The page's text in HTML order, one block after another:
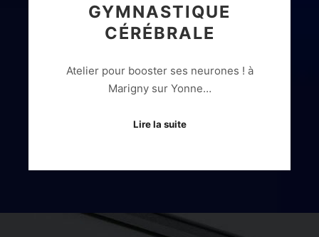
GYMNASTIQUE
CÉRÉBRALE
Atelier pour booster ses neurones ! à
Marigny sur Yonne…
Lire la suite